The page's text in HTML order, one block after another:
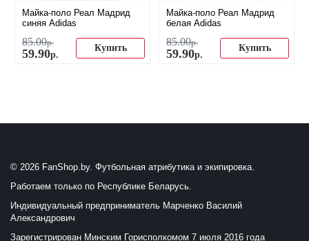
Майка-поло Реал Мадрид
синяя Adidas
85.00р.
59.90р.
Купить
Майка-поло Реал Мадрид
белая Adidas
85.00р.
59.90р.
Купить
© 2026 FanShop.by. Футбольная атрибутика и экипировка.
Работаем только по Республике Беларусь.
Индивидуальный предприниматель Марченко Василий
Александрович
Зарегистрирован Минским Горисполкомом 7 июля 2016 года